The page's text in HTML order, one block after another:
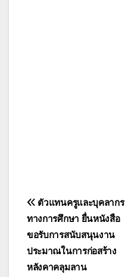
แนะแนว
เรื่อง
ตัวแทนครูและบุคลากร
ทางการศึกษา ยื่นหนังสือ
ขอรับการสนับสนุนงาน
ประมาณในการก่อสร้าง
หลังคาคลุมลาน